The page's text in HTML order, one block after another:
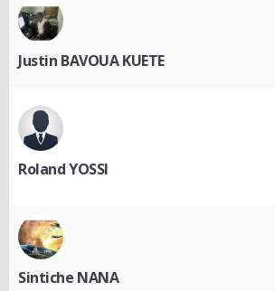
Justin BAVOUA KUETE
Roland YOSSI
Sintiche NANA